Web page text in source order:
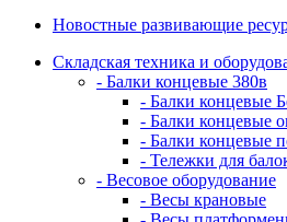
Новостные развивающие
Складская техника и
- Балки концевые 380в
- Балки концевые
- Балки концевые
- Балки концевые
- Тележки для
- Весовое оборудование
- Весы крановые